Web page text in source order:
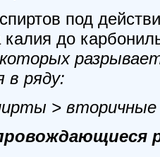
под
калия до
которых
в ряду:
>